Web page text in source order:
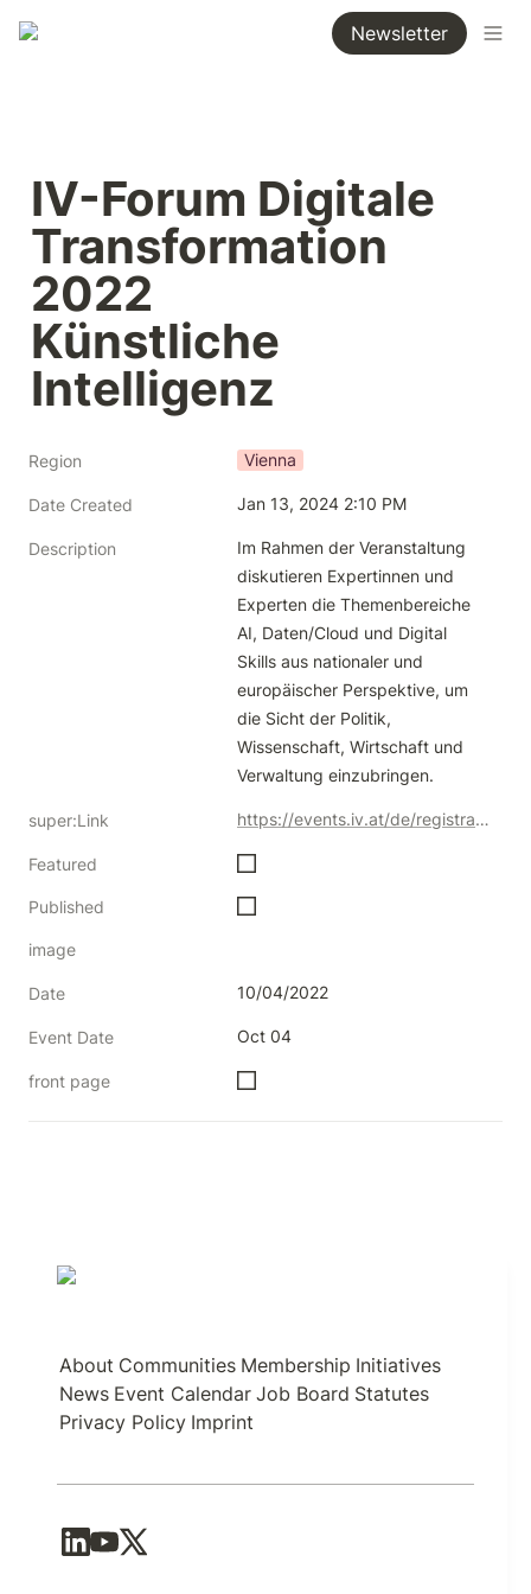
Newsletter
IV-Forum Digitale
Transformation
2022
Künstliche
Intelligenz
Region Vienna
Date Created Jan 13, 2024 2:10 PM
Description
Im Rahmen der Veranstaltung
diskutieren Expertinnen und
Experten die Themenbereiche
AI, Daten/Cloud und Digital
Skills aus nationaler und
europäischer Perspektive, um
die Sicht der Politik,
Wissenschaft, Wirtschaft und
Verwaltung einzubringen.
super:Link https://events.iv.at/de/registration/register/4ezjdjn9m6/
Featured
Published
image
Date 10/04/2022
Event Date Oct 04
front page
About Communities Membership Initiatives
News Event Calendar Job Board Statutes
Privacy Policy Imprint